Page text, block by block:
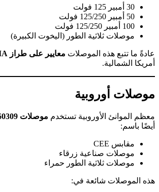
30 أمبير 125 فولت
50 أمبير 125/250 فولت
100 أمبير 125/250 فولت
موصلات ثلاثية الطور (اليخوت الكبيرة)
عادةً ما تتبع هذه الموصلات معايير على طراز NEMA
أمريكا الشمالية.
موصلات أوروبية
معظم الموانئ الأوروبية تستخدم موصلات IEC 60309
أيضًا باسم:
مقابس CEE
موصلات صناعية زرقاء
موصلات ثلاثية الطور حمراء
هذه الموصلات شائعة في: